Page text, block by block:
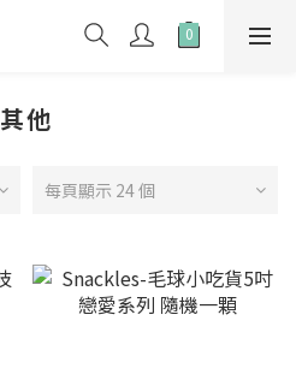
其他
每頁顯示 24 個